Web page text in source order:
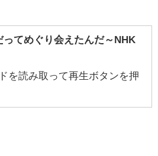
ってめぐり会えたんだ～NHK
を読み取って再生ボタンを押